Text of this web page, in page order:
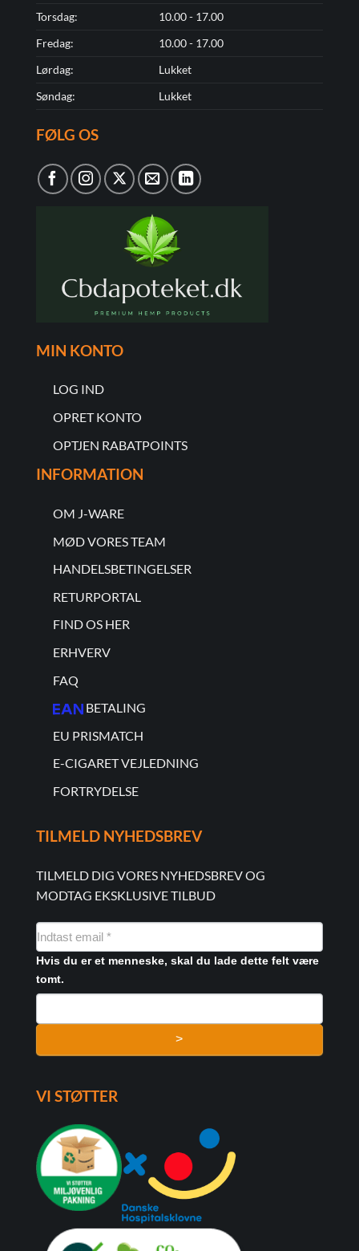
Torsdag:
10.00 - 17.00
Fredag:
10.00 - 17.00
Lørdag:
Lukket
Søndag:
Lukket
FØLG OS
MIN KONTO
LOG IND
OPRET KONTO
OPTJEN RABATPOINTS
INFORMATION
OM J-WARE
MØD VORES TEAM
HANDELSBETINGELSER
RETURPORTAL
FIND OS HER
ERHVERV
FAQ
BETALING
EU PRISMATCH
E-CIGARET VEJLEDNING
FORTRYDELSE
TILMELD NYHEDSBREV
TILMELD DIG VORES NYHEDSBREV OG
MODTAG EKSKLUSIVE TILBUD
NYHEDSMAIL
FORMULAR
Hvis du er et menneske, skal du lade dette felt være
tomt.
>
VI STØTTER